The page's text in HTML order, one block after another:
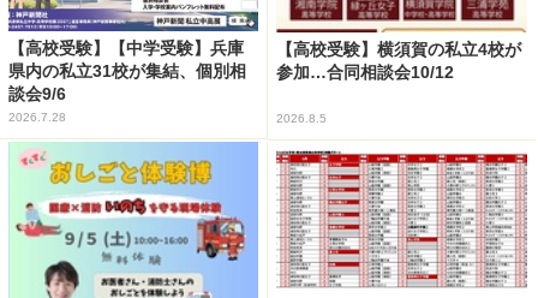
【高校受験】【中学受験】兵庫
県内の私立31校が集結、個別相
談会9/6
2026.7.28
【高校受験】横須賀の私立4校が
参加…合同相談会10/12
2026.8.5